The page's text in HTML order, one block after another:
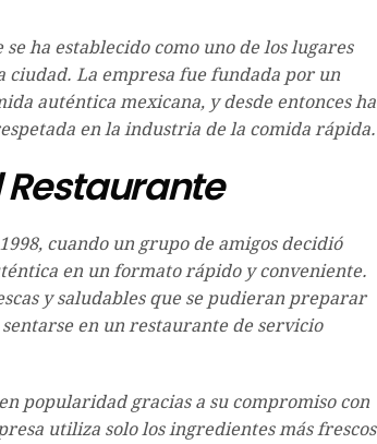
ha establecido como uno de los lugares
ciudad. La empresa fue fundada por un
auténtica mexicana, y desde entonces ha
en la industria de la comida rápida.
Restaurante
cuando un grupo de amigos decidió
en un formato rápido y conveniente.
y saludables que se pudieran preparar
en un restaurante de servicio
popularidad gracias a su compromiso con
utiliza solo los ingredientes más frescos